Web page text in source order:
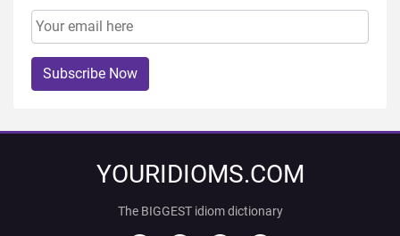
Subscribe Now
YOURIDIOMS.COM
The BIGGEST idiom dictionary